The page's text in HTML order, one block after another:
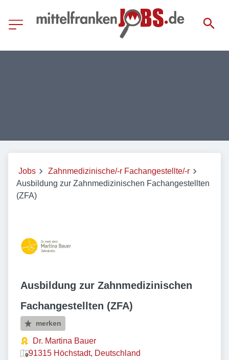
Jobs
Zahnmedizinische/-r Fachangestellte/-r
Ausbildung zur Zahnmedizinischen Fachangestellten
(ZFA)
Ausbildung zur Zahnmedizinischen
Fachangestellten (ZFA)
merken
Dr. Martina Bauer
91315 Höchstadt, Deutschland